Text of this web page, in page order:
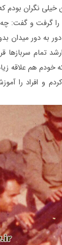
خیلی نگران
گرفت و گفت:
تمام سربازها
هم علاقه
و افراد را